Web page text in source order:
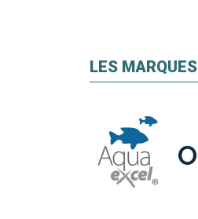
LES